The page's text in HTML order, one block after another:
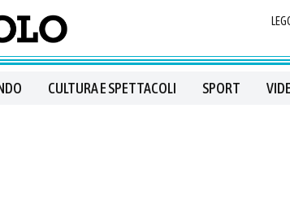
CULTURA E SPETTACOLI SPORT